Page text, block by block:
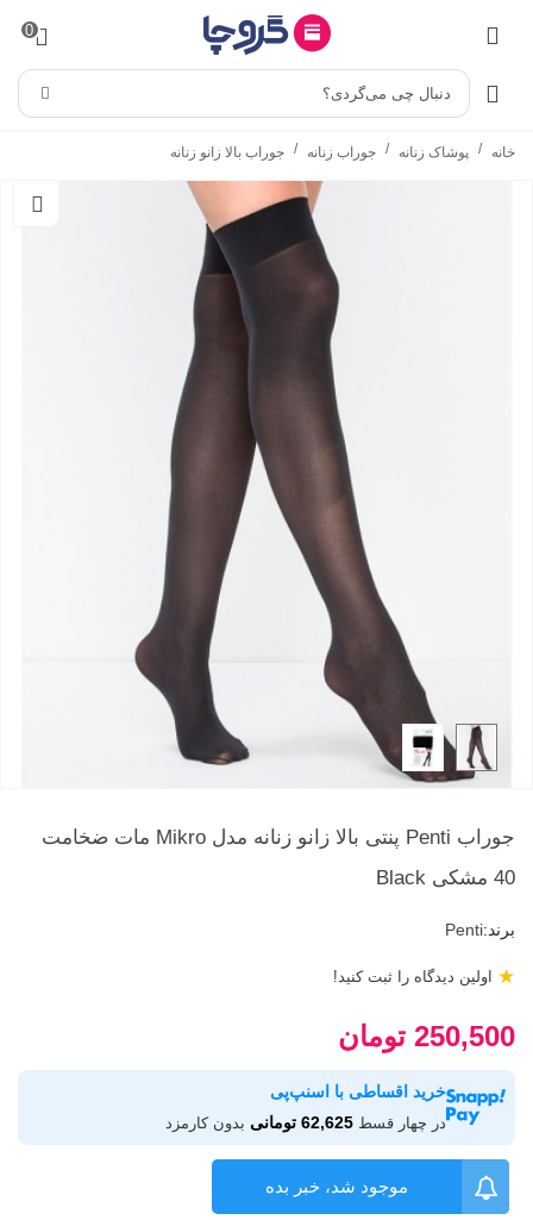
0
دنبال چی می‌گردی؟
خانه / پوشاک زنانه / جوراب زنانه / جوراب بالا زانو زنانه
جوراب Penti پنتی بالا زانو زنانه مدل Mikro مات ضخامت
40 مشکی Black
برند:Penti
اولین دیدگاه را ثبت کنید! ★
250,500 تومان
خرید اقساطی با اسنپ‌پی
در چهار قسط 62,625 تومانی بدون کارمزد
موجود شد، خبر بده